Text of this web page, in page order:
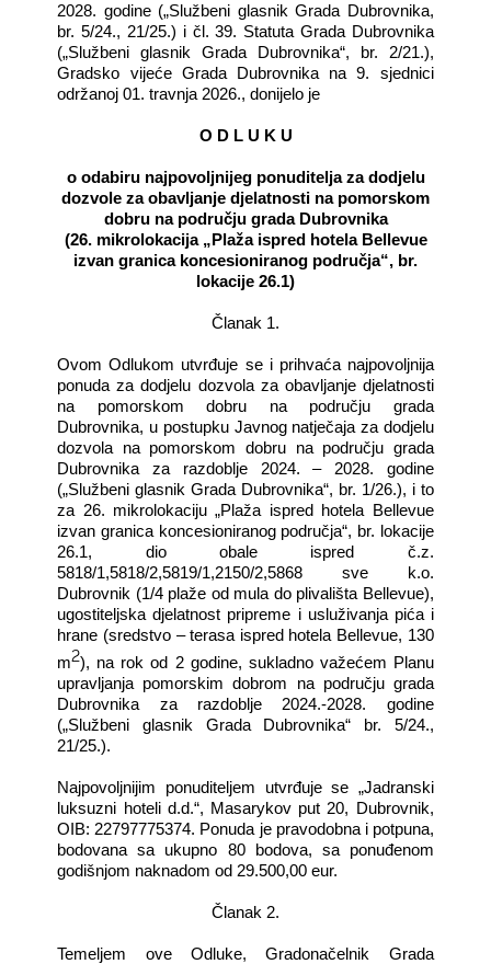
2028. godine („Službeni glasnik Grada Dubrovnika,
br. 5/24., 21/25.) i čl. 39. Statuta Grada Dubrovnika
(„Službeni glasnik Grada Dubrovnika“, br. 2/21.),
Gradsko vijeće Grada Dubrovnika na 9. sjednici
održanoj 01. travnja 2026., donijelo je
O D L U K U
o odabiru najpovoljnijeg ponuditelja za dodjelu
dozvole za obavljanje djelatnosti na pomorskom
dobru na području grada Dubrovnika
(26. mikrolokacija „Plaža ispred hotela Bellevue
izvan granica koncesioniranog područja“, br.
lokacije 26.1)
Članak 1.
Ovom Odlukom utvrđuje se i prihvaća najpovoljnija
ponuda za dodjelu dozvola za obavljanje djelatnosti
na pomorskom dobru na području grada
Dubrovnika, u postupku Javnog natječaja za dodjelu
dozvola na pomorskom dobru na području grada
Dubrovnika za razdoblje 2024. – 2028. godine
(„Službeni glasnik Grada Dubrovnika“, br. 1/26.), i to
za 26. mikrolokaciju „Plaža ispred hotela Bellevue
izvan granica koncesioniranog područja“, br. lokacije
26.1, dio obale ispred č.z.
5818/1,5818/2,5819/1,2150/2,5868 sve k.o.
Dubrovnik (1/4 plaže od mula do plivališta Bellevue),
ugostiteljska djelatnost pripreme i usluživanja pića i
hrane (sredstvo – terasa ispred hotela Bellevue, 130
m2), na rok od 2 godine, sukladno važećem Planu
upravljanja pomorskim dobrom na području grada
Dubrovnika za razdoblje 2024.-2028. godine
(„Službeni glasnik Grada Dubrovnika“ br. 5/24.,
21/25.).
Najpovoljnijim ponuditeljem utvrđuje se „Jadranski
luksuzni hoteli d.d.“, Masarykov put 20, Dubrovnik,
OIB: 22797775374. Ponuda je pravodobna i potpuna,
bodovana sa ukupno 80 bodova, sa ponuđenom
godišnjom naknadom od 29.500,00 eur.
Članak 2.
Temeljem ove Odluke, Gradonačelnik Grada